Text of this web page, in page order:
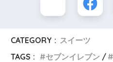
CATEGORY : スイーツ
TAGS :
セブンイレブン